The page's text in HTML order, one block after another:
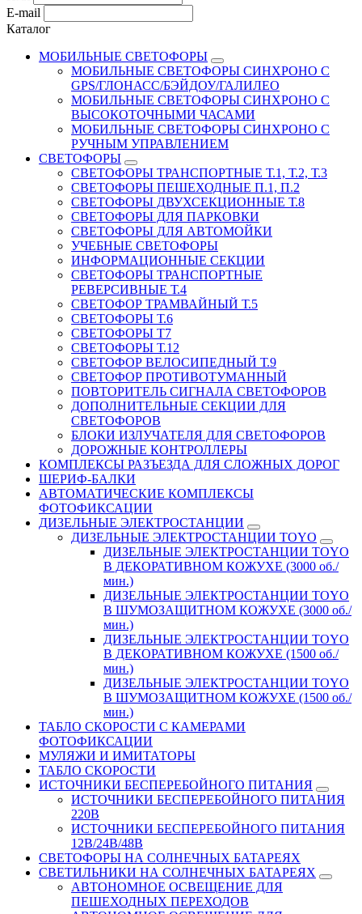
E-mail
Каталог
МОБИЛЬНЫЕ СВЕТОФОРЫ
МОБИЛЬНЫЕ СВЕТОФОРЫ СИНХРОНО С
GPS/ГЛОНАСС/БЭЙДОУ/ГАЛИЛЕО
МОБИЛЬНЫЕ СВЕТОФОРЫ СИНХРОНО С
ВЫСОКОТОЧНЫМИ ЧАСАМИ
МОБИЛЬНЫЕ СВЕТОФОРЫ СИНХРОНО С
РУЧНЫМ УПРАВЛЕНИЕМ
СВЕТОФОРЫ
СВЕТОФОРЫ ТРАНСПОРТНЫЕ Т.1, Т.2, Т.3
СВЕТОФОРЫ ПЕШЕХОДНЫЕ П.1, П.2
СВЕТОФОРЫ ДВУХСЕКЦИОННЫЕ Т.8
СВЕТОФОРЫ ДЛЯ ПАРКОВКИ
СВЕТОФОРЫ ДЛЯ АВТОМОЙКИ
УЧЕБНЫЕ СВЕТОФОРЫ
ИНФОРМАЦИОННЫЕ СЕКЦИИ
СВЕТОФОРЫ ТРАНСПОРТНЫЕ
РЕВЕРСИВНЫЕ Т.4
СВЕТОФОР ТРАМВАЙНЫЙ Т.5
СВЕТОФОРЫ Т.6
СВЕТОФОРЫ Т7
СВЕТОФОРЫ Т.12
СВЕТОФОР ВЕЛОСИПЕДНЫЙ Т.9
СВЕТОФОР ПРОТИВОТУМАННЫЙ
ПОВТОРИТЕЛЬ СИГНАЛА СВЕТОФОРОВ
ДОПОЛНИТЕЛЬНЫЕ СЕКЦИИ ДЛЯ
СВЕТОФОРОВ
БЛОКИ ИЗЛУЧАТЕЛЯ ДЛЯ СВЕТОФОРОВ
ДОРОЖНЫЕ КОНТРОЛЛЕРЫ
КОМПЛЕКСЫ РАЗЪЕЗДА ДЛЯ СЛОЖНЫХ ДОРОГ
ШЕРИФ-БАЛКИ
АВТОМАТИЧЕСКИЕ КОМПЛЕКСЫ
ФОТОФИКСАЦИИ
ДИЗЕЛЬНЫЕ ЭЛЕКТРОСТАНЦИИ
ДИЗЕЛЬНЫЕ ЭЛЕКТРОСТАНЦИИ TOYO
ДИЗЕЛЬНЫЕ ЭЛЕКТРОСТАНЦИИ TOYO
В ДЕКОРАТИВНОМ КОЖУХЕ (3000 об./
мин.)
ДИЗЕЛЬНЫЕ ЭЛЕКТРОСТАНЦИИ TOYO
В ШУМОЗАЩИТНОМ КОЖУХЕ (3000 об./
мин.)
ДИЗЕЛЬНЫЕ ЭЛЕКТРОСТАНЦИИ TOYO
В ДЕКОРАТИВНОМ КОЖУХЕ (1500 об./
мин.)
ДИЗЕЛЬНЫЕ ЭЛЕКТРОСТАНЦИИ TOYO
В ШУМОЗАЩИТНОМ КОЖУХЕ (1500 об./
мин.)
ТАБЛО СКОРОСТИ С КАМЕРАМИ
ФОТОФИКСАЦИИ
МУЛЯЖИ И ИМИТАТОРЫ
ТАБЛО СКОРОСТИ
ИСТОЧНИКИ БЕСПЕРЕБОЙНОГО ПИТАНИЯ
ИСТОЧНИКИ БЕСПЕРЕБОЙНОГО ПИТАНИЯ
220В
ИСТОЧНИКИ БЕСПЕРЕБОЙНОГО ПИТАНИЯ
12В/24В/48В
СВЕТОФОРЫ НА СОЛНЕЧНЫХ БАТАРЕЯХ
СВЕТИЛЬНИКИ НА СОЛНЕЧНЫХ БАТАРЕЯХ
АВТОНОМНОЕ ОСВЕЩЕНИЕ ДЛЯ
ПЕШЕХОДНЫХ ПЕРЕХОДОВ